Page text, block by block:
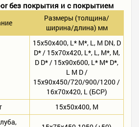
без покрытия и с покрытием
Размеры (толщина/
ширина/длина) мм
15х50х400, L* M*, L, M DN, D
D* / 15х70х420, L*, L, M*, M,
D D* / 15х90х600, L* M* D*,
L M D /
15х90х450/720/900/1200 /
16х70х420, L (БСР)
15х50х400, M